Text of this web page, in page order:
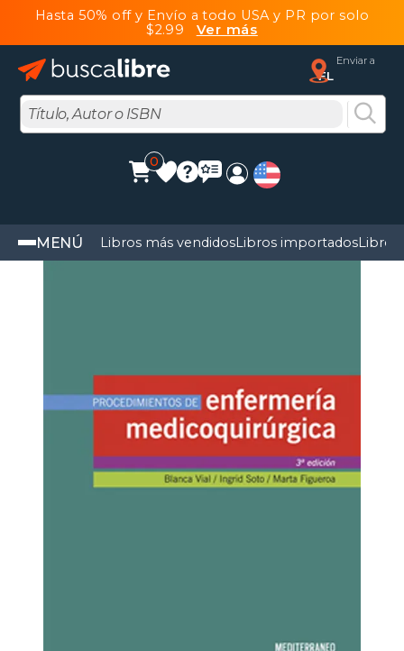
Hasta 50% off y Envío a todo USA y PR por solo
$2.99 Ver más
Enviar a
FL
0
MENÚ Libros más vendidosLibros importadosLibros